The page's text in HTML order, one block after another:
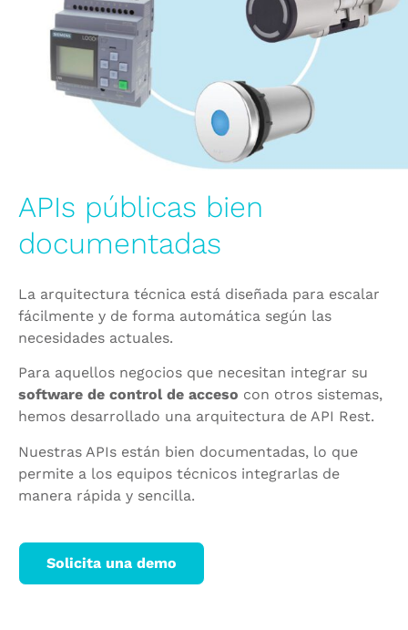
APIs públicas bien
documentadas
La arquitectura técnica está diseñada para escalar
fácilmente y de forma automática según las
necesidades actuales.
Para aquellos negocios que necesitan integrar su
software de control de acceso con otros sistemas,
hemos desarrollado una arquitectura de API Rest.
Nuestras APIs están bien documentadas, lo que
permite a los equipos técnicos integrarlas de
manera rápida y sencilla.
Solicita una demo